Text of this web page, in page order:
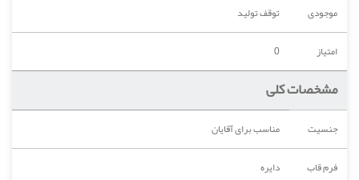
موجودی
توقف تولید
امتیاز
0
مشخصات کلی
جنسیت
مناسب برای آقایان
فرم قاب
دایره